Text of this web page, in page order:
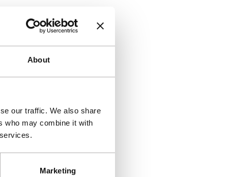
About
our traffic. We also share
who may combine it with
Marketing